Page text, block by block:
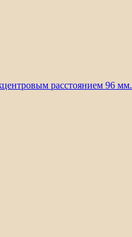
расстоянием 96 мм.